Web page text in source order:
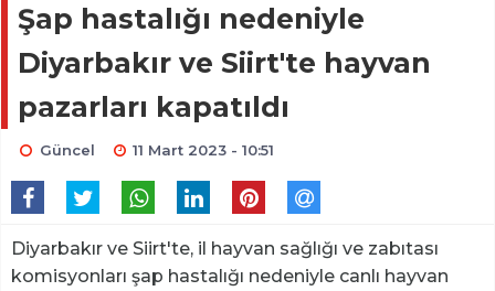
Şap hastalığı nedeniyle
Diyarbakır ve Siirt'te hayvan
pazarları kapatıldı
Güncel 11 Mart 2023 - 10:51
Diyarbakır ve Siirt'te, il hayvan sağlığı ve zabıtası
komisyonları şap hastalığı nedeniyle canlı hayvan